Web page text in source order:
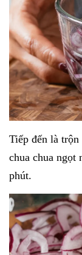
Tiếp đến là
chua chua ngọt
phút.